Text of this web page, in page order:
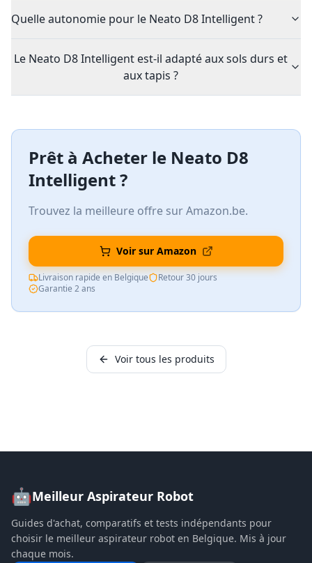
Quelle autonomie pour le Neato D8 Intelligent ?
Le Neato D8 Intelligent est-il adapté aux sols durs et
aux tapis ?
Prêt à Acheter le Neato D8
Intelligent?
Trouvez la meilleure offre sur Amazon.be.
Voir sur Amazon
Livraison rapide en Belgique
Retour 30 jours
Garantie 2 ans
Voir tous les produits
🤖Meilleur Aspirateur Robot
Guides d'achat, comparatifs et tests indépendants pour
choisir le meilleur aspirateur robot en Belgique. Mis à jour
chaque mois.